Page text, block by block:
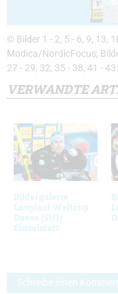
© Bilder 1 - 2, 5 - 6, 9, 13,
Modica/NordicFocus;
27 - 29, 32, 35 - 38, 41 -
VERWANDTE
Bildergalerie
Langlauf Weltcup
Davos (SUI)
Einzelstart
Schreibe einen